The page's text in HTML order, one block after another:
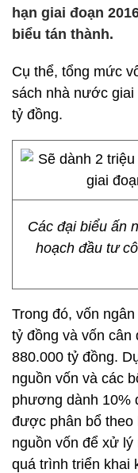
hạn giai đoạn
biểu tán thành.
Cụ thể, tổng mức
sách nhà nước giai
tỷ đồng.
Các đại biểu ấn
hoạch đầu tư
Trong đó, vốn
tỷ đồng và vốn
880.000 tỷ đồng.
nguồn vốn và các
phương dành 10%
được phân bổ theo
nguồn vốn để xử
quá trình triển khai